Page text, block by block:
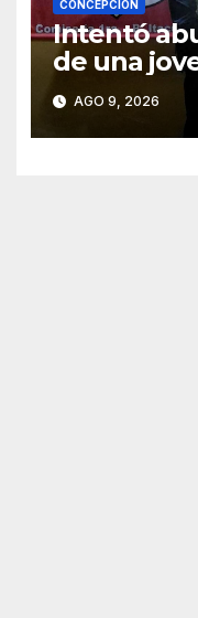
CONCEPCIÓN
Intentó
de una
fueAGO 9, 2026